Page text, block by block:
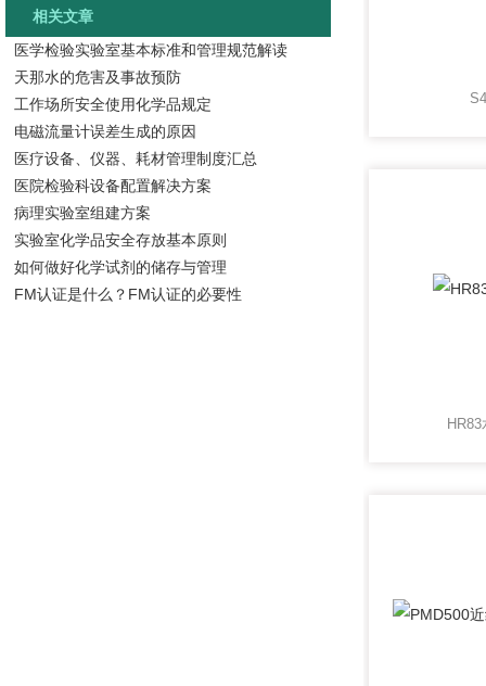
相关文章
医学检验实验室基本标准和管理规范解读
天那水的危害及事故预防
工作场所安全使用化学品规定
电磁流量计误差生成的原因
医疗设备、仪器、耗材管理制度汇总
医院检验科设备配置解决方案
病理实验室组建方案
实验室化学品安全存放基本原则
如何做好化学试剂的储存与管理
FM认证是什么？FM认证的必要性